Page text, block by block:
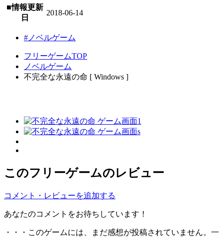
■情報更新
日
2018-06-14
#ノベルゲーム
フリーゲームTOP
ノベルゲーム
不完全な永遠の命 [ Windows ]
このフリーゲームのレビュー
コメント・レビューを追加する
あなたのコメントをお待ちしています！
・・・このゲームには、まだ感想が投稿されていません。一